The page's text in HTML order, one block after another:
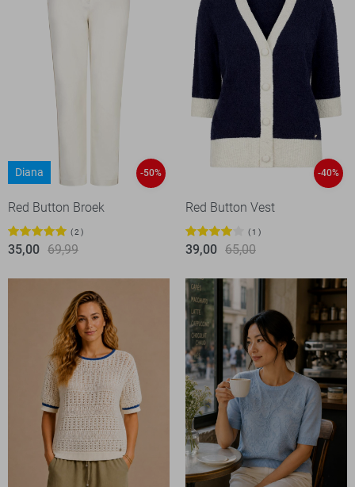
Diana -50%
Red Button Broek
2
35,00 69,99
-40%
Red Button Vest
1
39,00 65,00